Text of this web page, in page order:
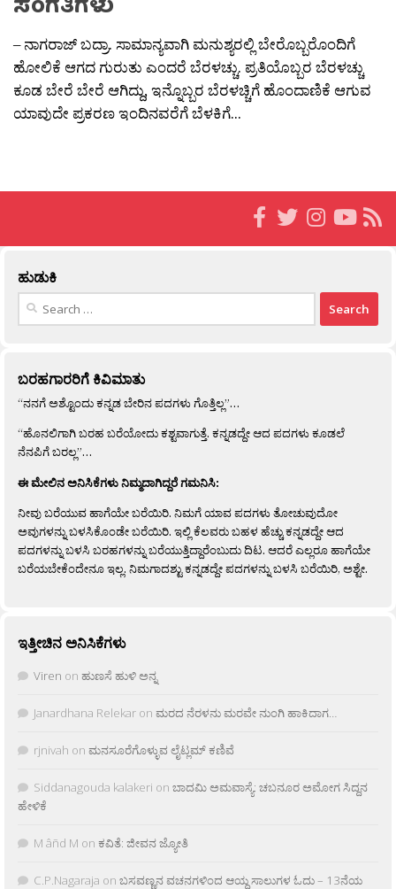
ಸಂಗತಿಗಳು
– ನಾಗರಾಜ್ ಬದ್ರಾ. ಸಾಮಾನ್ಯವಾಗಿ ಮನುಶ್ಯರಲ್ಲಿ ಬೇರೊಬ್ಬರೊಂದಿಗೆ
ಹೋಲಿಕೆ ಆಗದ ಗುರುತು ಎಂದರೆ ಬೆರಳಚ್ಚು. ಪ್ರತಿಯೊಬ್ಬರ ಬೆರಳಚ್ಚು
ಕೂಡ ಬೇರೆ ಬೇರೆ ಆಗಿದ್ದು, ಇನ್ನೊಬ್ಬರ ಬೆರಳಚ್ಚಿಗೆ ಹೊಂದಾಣಿಕೆ ಆಗುವ
ಯಾವುದೇ ಪ್ರಕರಣ ಇಂದಿನವರೆಗೆ ಬೆಳಕಿಗೆ...
ಹುಡುಕಿ
Search
ಬರಹಗಾರರಿಗೆ ಕಿವಿಮಾತು
“ನನಗೆ ಅಶ್ಟೊಂದು ಕನ್ನಡ ಬೇರಿನ ಪದಗಳು ಗೊತ್ತಿಲ್ಲ”…
“ಹೊನಲಿಗಾಗಿ ಬರಹ ಬರೆಯೋದು ಕಶ್ಟವಾಗುತ್ತೆ. ಕನ್ನಡದ್ದೇ ಆದ ಪದಗಳು ಕೂಡಲೆ
ನೆನಪಿಗೆ ಬರಲ್ಲ”…
ಈ ಮೇಲಿನ ಅನಿಸಿಕೆಗಳು ನಿಮ್ಮದಾಗಿದ್ದರೆ ಗಮನಿಸಿ:
ನೀವು ಬರೆಯುವ ಹಾಗೆಯೇ ಬರೆಯಿರಿ. ನಿಮಗೆ ಯಾವ ಪದಗಳು ತೋಚುವುದೋ
ಅವುಗಳನ್ನು ಬಳಸಿಕೊಂಡೇ ಬರೆಯಿರಿ. ಇಲ್ಲಿ ಕೆಲವರು ಬಹಳ ಹೆಚ್ಚು ಕನ್ನಡದ್ದೇ ಆದ
ಪದಗಳನ್ನು ಬಳಸಿ ಬರಹಗಳನ್ನು ಬರೆಯುತ್ತಿದ್ದಾರೆಂಬುದು ದಿಟ. ಆದರೆ ಎಲ್ಲರೂ ಹಾಗೆಯೇ
ಬರೆಯಬೇಕೆಂದೇನೂ ಇಲ್ಲ. ನಿಮಗಾದಶ್ಟು ಕನ್ನಡದ್ದೇ ಪದಗಳನ್ನು ಬಳಸಿ ಬರೆಯಿರಿ, ಅಶ್ಟೇ.
ಇತ್ತೀಚಿನ ಅನಿಸಿಕೆಗಳು
Viren on ಹುಣಸೆ ಹುಳಿ ಅನ್ನ
Janardhana Relekar on ಮರದ ನೆರಳನು ಮರವೇ ನುಂಗಿ ಹಾಕಿದಾಗ…
rjnivah on ಮನಸೂರೆಗೊಳ್ಳುವ ಲೈಟ್ಲಮ್ ಕಣಿವೆ
Siddanagouda kalakeri on ಬಾದಮಿ ಅಮವಾಸ್ಯೆ: ಚಬನೂರ ಅಮೋಗ ಸಿದ್ದನ
ಹೇಳಿಕೆ
M âñd M on ಕವಿತೆ: ಜೀವನ ಜ್ಯೋತಿ
C.P.Nagaraja on ಬಸವಣ್ಣನ ವಚನಗಳಿಂದ ಆಯ್ದ ಸಾಲುಗಳ ಓದು – 13ನೆಯ